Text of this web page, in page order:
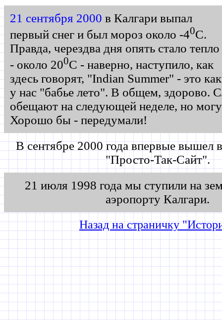
21 сентября 2000 в Калгари выпал
первый снег и был мороз около -40С.
Правда, черездва дня опять стало тепло
- около 200С - наверно, наступило, как
здесь говорят, "Indian Summer" - это как
у нас "бабье лето". В общем, здорово.
обещают на следующей неделе, но
Хорошо бы - передумали!
В сентябре 2000 года впервые вышел
"Просто-Так-Сайт".
21 июля 1998 года мы ступили на
аэропорту Калгари.
Назад на страничку